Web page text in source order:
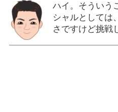
ハイ。そういう
シャルとしては
さですけど挑戦